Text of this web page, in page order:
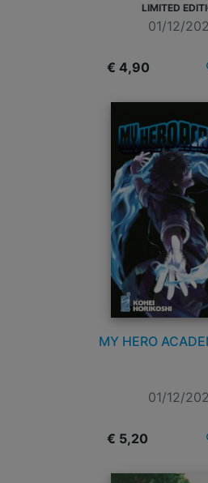
LIMITED
01/12/
€ 4,90
MY HERO
01/12/
€ 5,20